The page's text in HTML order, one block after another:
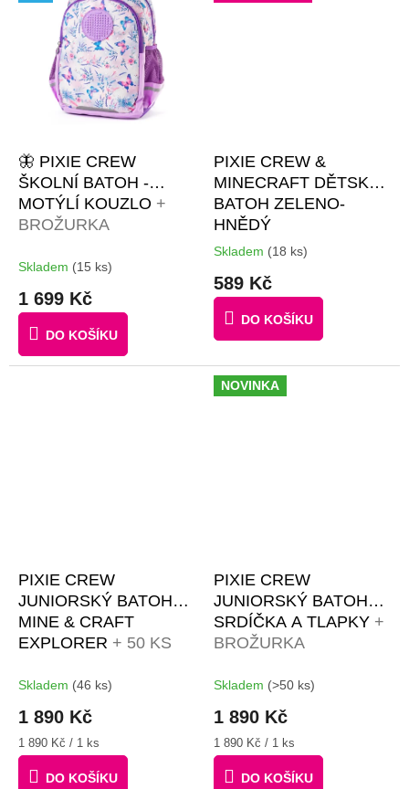
🦋 PIXIE CREW
ŠKOLNÍ BATOH -
MOTÝLÍ KOUZLO +
BROŽURKA
NÁPADŮ + 30 KS
ČERNÝCH PIXELŮ
Skladem (15 ks)
1 699 Kč
DO KOŠÍKU
PIXIE CREW &
MINECRAFT DĚTSKÝ
BATOH ZELENO-
HNĚDÝ
Průměrné
produktu
je
3,9
z
hvězdiček.
Skladem (18 ks)
589 Kč
DO KOŠÍKU
PIXIE CREW
JUNIORSKÝ BATOH
MINE & CRAFT
EXPLORER + 50 KS
Skladem (46 ks)
1 890 Kč
Měrná
cena:
1 890 Kč / 1 ks
DO KOŠÍKU
NOVINKA
PIXIE CREW
JUNIORSKÝ BATOH
SRDÍČKA A TLAPKY +
BROŽURKA
NÁPADŮ + 50 KS
PIXELŮ
Skladem (>50 ks)
1 890 Kč
Měrná
cena:
1 890 Kč / 1 ks
DO KOŠÍKU